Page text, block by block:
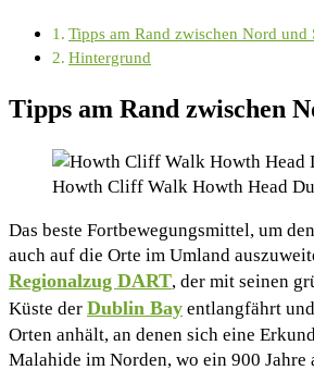
Tipps am Rand zwischen Nord und
Hintergrund
Tipps am Rand zwischen
Howth Cliff Walk Howth Head
Das beste Fortbewegungsmittel, um
auch auf die Orte im Umland
Regionalzug DART, der mit seinen
Küste der Dublin Bay entlangfährt
Orten anhält, an denen sich eine
Malahide im Norden, wo ein 900 Jahre